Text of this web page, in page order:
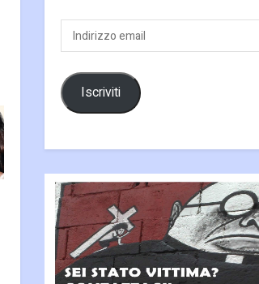
Indirizzo
email
Iscriviti